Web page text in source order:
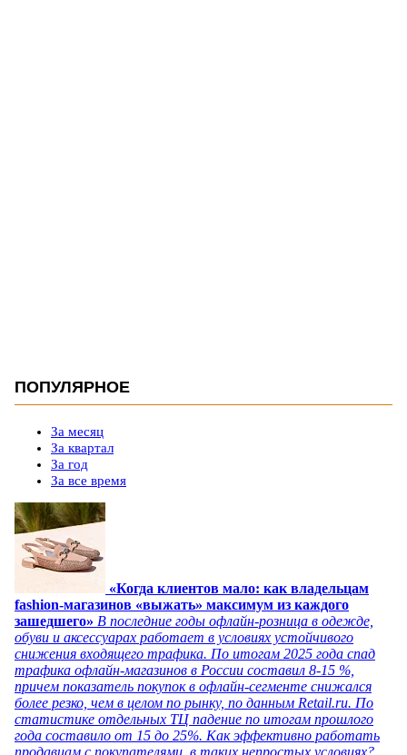
ПОПУЛЯРНОЕ
За месяц
За квартал
За год
За все время
«Когда клиентов мало: как владельцам
fashion-магазинов «выжать» максимум из каждого
зашедшего» В последние годы офлайн-розница в одежде,
обуви и аксессуарах работает в условиях устойчивого
снижения входящего трафика. По итогам 2025 года спад
трафика офлайн-магазинов в России составил 8-15 %,
причем показатель покупок в офлайн-сегменте снижался
более резко, чем в целом по рынку, по данным Retail.ru. По
статистике отдельных ТЦ падение по итогам прошлого
года составило от 15 до 25%. Как эффективно работать
продавцам с покупателями в таких непростых условиях?